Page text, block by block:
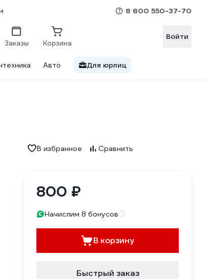
8 800 550-37-70
Заказы Корзина
Войти
Авто Для юрлиц
В избранное Сравнить
800 ₽
Начислим 8 бонусов
В корзину
Быстрый заказ